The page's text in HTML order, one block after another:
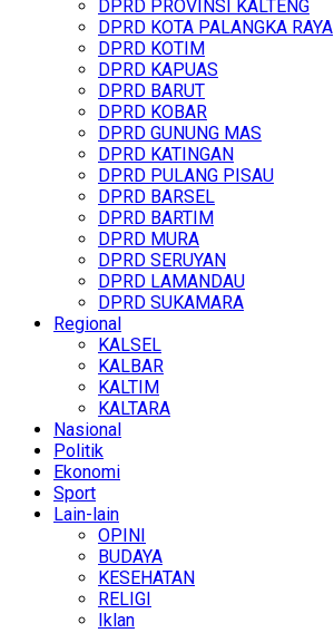
DPRD PROVINSI KALTENG
DPRD KOTA PALANGKA RAYA
DPRD KOTIM
DPRD KAPUAS
DPRD BARUT
DPRD KOBAR
DPRD GUNUNG MAS
DPRD KATINGAN
DPRD PULANG PISAU
DPRD BARSEL
DPRD BARTIM
DPRD MURA
DPRD SERUYAN
DPRD LAMANDAU
DPRD SUKAMARA
Regional
KALSEL
KALBAR
KALTIM
KALTARA
Nasional
Politik
Ekonomi
Sport
Lain-lain
OPINI
BUDAYA
KESEHATAN
RELIGI
Iklan